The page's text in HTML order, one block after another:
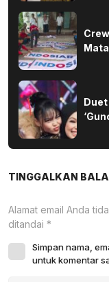
TINGGALKAN
Alamat email Anda
ditandai *
Simpan nama,
untuk komentar